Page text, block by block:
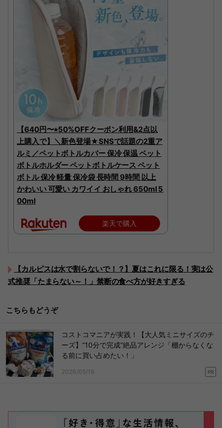
【640円〜⭐︎50%OFFクーポン利用&2点以
上購入で】＼新色登場★SNSで話題の2重ア
ルミ／ペットボトルカバー 保冷 保温 ペット
ボトルホルダー ペットボトルケース ペット
ボトル 保冷 軽量 保冷袋 長時間 9時間 以上
かわいい 可愛い カワイイ おしゃれ 650ml 5
00ml
楽天で購入
【カルピスは水で割らないで！？】夏はこれに限る！実は公
式推奨「たまらない～！」禁断の食べ方が好きすぎる
こちらもどうぞ
コストコマニアが実践！【大人気ミニサイズのチ
ーズ】“10分で完成”絶品アレンジ「棚からなくな
る前に買い占めたい！」
2026/05/19 PR